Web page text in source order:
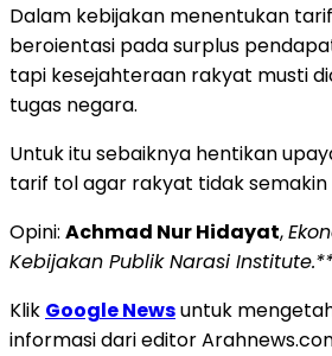
Dalam kebijakan menentukan
beroientasi pada surplus
tapi kesejahteraan rakyat musti
tugas negara.
Untuk itu sebaiknya hentikan
tarif tol agar rakyat tidak
Opini: Achmad Nur Hidayat,
Kebijakan Publik Narasi
Klik Google Newsuntuk
informasi dari editor